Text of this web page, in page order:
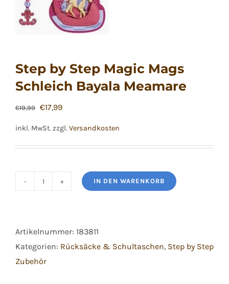
Step by Step Magic Mags
Schleich Bayala Meamare
€19,99 Ursprünglicher
€19,99
€17,99Aktueller
€17,99.
inkl. MwSt. zzgl. Versandkosten
Magic
Mags
Schleich
IN DEN WARENKORB
Artikelnummer: 183811
Kategorien: Rücksäcke & Schultaschen, Step by Step
Zubehör